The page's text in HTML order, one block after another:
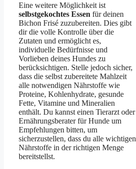
Eine weitere Möglichkeit ist
selbstgekochtes Essen für deinen
Bichon Frisé zuzubereiten. Dies gibt
dir die volle Kontrolle über die
Zutaten und ermöglicht es,
individuelle Bedürfnisse und
Vorlieben deines Hundes zu
berücksichtigen. Stelle jedoch sicher,
dass die selbst zubereitete Mahlzeit
alle notwendigen Nährstoffe wie
Proteine, Kohlenhydrate, gesunde
Fette, Vitamine und Mineralien
enthält. Du kannst einen Tierarzt oder
Ernährungsberater für Hunde um
Empfehlungen bitten, um
sicherzustellen, dass du alle wichtigen
Nährstoffe in der richtigen Menge
bereitstellst.